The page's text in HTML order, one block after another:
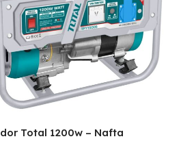
Total 1200w – Nafta